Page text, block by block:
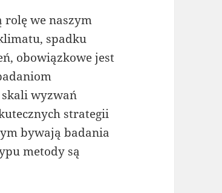
rolę we naszym
spadku
obowiązkowe jest
wyzwań
strategii
bywają badania
metody są